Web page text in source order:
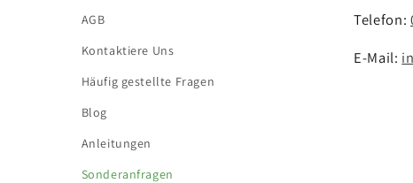
AGB
Kontaktiere Uns
Häufig gestellte Fragen
Blog
Anleitungen
Sonderanfragen
Telefon:
E-Mail: